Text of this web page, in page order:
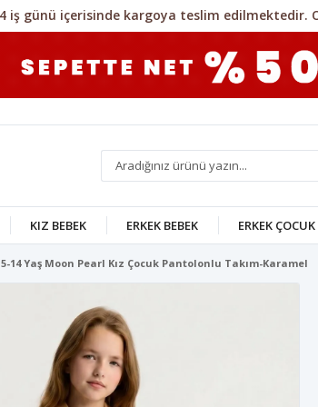
KIZ BEBEK ERKEK BEBEK ERKEK ÇOCUK
5-14 Yaş Moon Pearl Kız Çocuk Pantolonlu Takım-Karamel